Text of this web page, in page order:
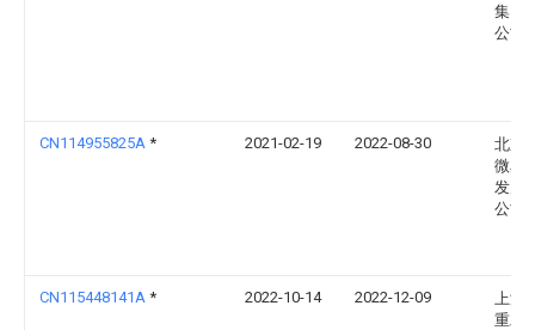
集团
公司
CN114955825A * 2021-02-19 2022-08-30
北京
微星
发展
公司
CN115448141A * 2022-10-14 2022-12-09
上海
重工(